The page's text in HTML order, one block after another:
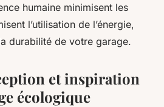
humaine minimisent les
l’utilisation de l’énergie,
durabilité de votre garage.
et inspiration
écologique